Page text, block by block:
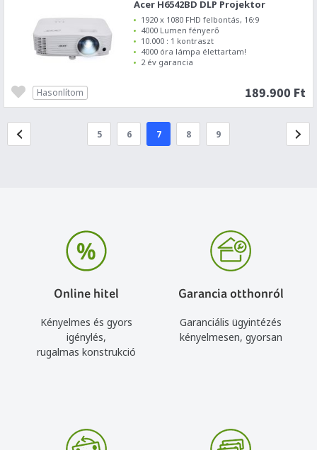
Acer H6542BD DLP Projektor
1920 x 1080 FHD felbontás, 16:9
4000 Lumen fényerő
10.000 : 1 kontraszt
4000 óra lámpa élettartam!
2 év garancia
189.900 Ft
Hasonlítom
5 6 7 8 9
Online hitel
Kényelmes és gyors
igénylés,
rugalmas konstrukció
Garancia otthonról
Garanciális ügyintézés
kényelmesen, gyorsan